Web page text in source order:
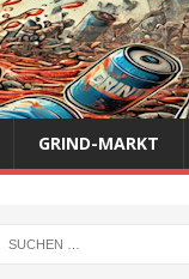
GRIND-MARKT